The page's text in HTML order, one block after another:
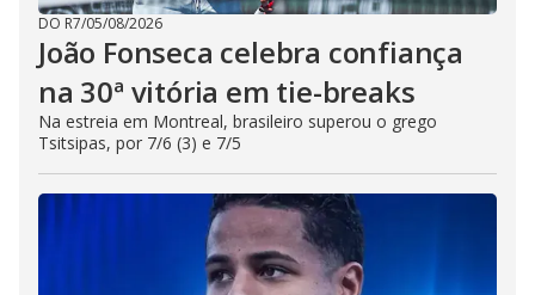
DO R7/05/08/2026
João Fonseca celebra confiança
na 30ª vitória em tie-breaks
Na estreia em Montreal, brasileiro superou o grego
Tsitsipas, por 7/6 (3) e 7/5